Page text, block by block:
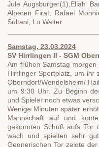
Jule Augsburger(1),Eliah
Alperen Firat, Rafael
Sultani, Lu Walter
Samstag, 23.03.2024
SV Hirrlingen II - SGM
Am frühen Samstag
Hirrlinger Sportplatz, um ihr
Oberndorf/Wendelsheim/
um 9:30 Uhr. Zu Beginn
und Spieler noch etwas
Wenige Minuten später
Mannschaft auf und
gekonnten Schuß aufs Tor
wach und spielten sehr
Gegnerischen Tor zeigte